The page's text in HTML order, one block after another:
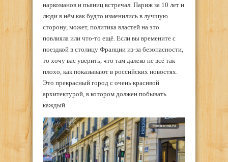
наркоманов и пьяниц встречал. Париж за 10 лет и
люди в нём как будто изменились в лучшую
сторону, может, политика властей на это
повлияла или что-то ещё. Если вы времените с
поездкой в столицу Франции из-за безопасности,
то хочу вас уверить, что там далеко не всё так
плохо, как показывают в российских новостях.
Это прекрасный город с очень красивой
архитектурой, в котором должен побывать
каждый.